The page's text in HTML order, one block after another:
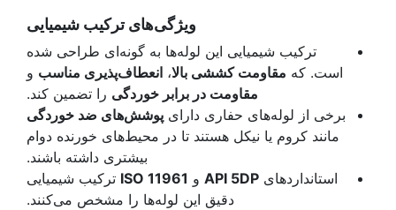
ویژگی‌های ترکیب شیمیایی
ترکیب شیمیایی این لوله‌ها به گونه‌ای طراحی شده
است. که مقاومت کششی بالا، انعطاف‌پذیری مناسب و
مقاومت در برابر خوردگی را تضمین کند.
برخی از لوله‌های حفاری دارای پوشش‌های ضد خوردگی
مانند کروم یا نیکل هستند تا در محیط‌های خورنده دوام
بیشتری داشته باشند.
استانداردهای API 5DP و ISO 11961 ترکیب شیمیایی
دقیق این لوله‌ها را مشخص می‌کنند.